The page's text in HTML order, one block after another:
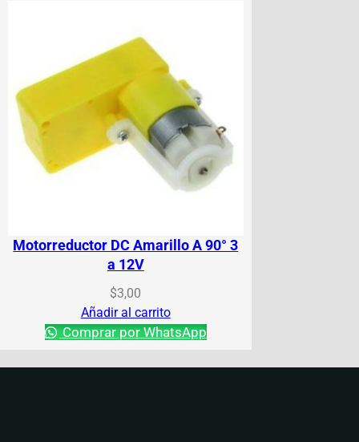
Motorreductor DC Amarillo A 90° 3
a 12V
$3,00
Añadir al carrito
Comprar por WhatsApp